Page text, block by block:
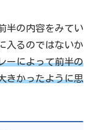
半の内容をみてい
入るのではないか
ーによって前半の
きかったように思